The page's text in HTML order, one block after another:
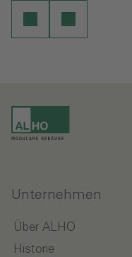
Unternehmen
Über ALHO
Historie